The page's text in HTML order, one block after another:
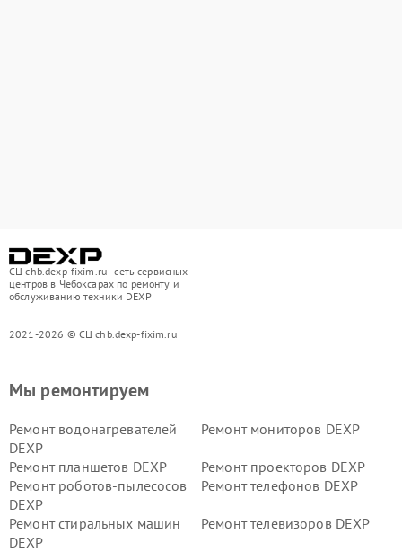
СЦ chb.dexp-fixim.ru - сеть сервисных
центров в Чебоксарах по ремонту и
обслуживанию техники DEXP
2021-2026 © СЦ chb.dexp-fixim.ru
Мы ремонтируем
Ремонт водонагревателей
DEXP
Ремонт мониторов DEXP
Ремонт планшетов DEXP
Ремонт проекторов DEXP
Ремонт роботов-пылесосов
DEXP
Ремонт телефонов DEXP
Ремонт стиральных машин
DEXP
Ремонт телевизоров DEXP